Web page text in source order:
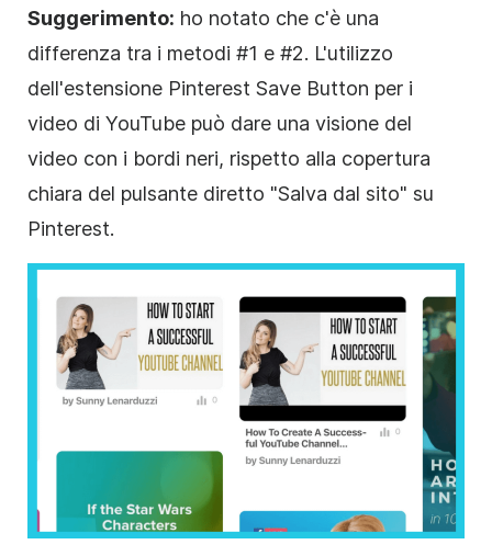
Suggerimento: ho notato che c'è una
differenza tra i metodi #1 e #2. L'utilizzo
dell'estensione Pinterest Save Button per i
video di YouTube può dare una visione del
video con i bordi neri, rispetto alla copertura
chiara del pulsante diretto "Salva dal sito" su
Pinterest.